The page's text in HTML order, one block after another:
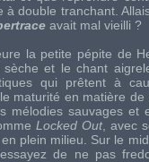
double tranchant.
avait mal vieilli ?
la petite pépite de
et le chant
qui prêtent à
maturité en matière
mélodies sauvages
Locked Out, avec
plein milieu. Sur le
de ne pas